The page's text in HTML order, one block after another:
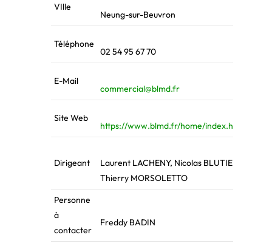
VIlle
Neung-sur-Beuvron
Téléphone
02 54 95 67 70
E-Mail
commercial@blmd.fr
Site Web
https://www.blmd.fr/home/index.html
Dirigeant
Laurent LACHENY, Nicolas BLUTIER,
Thierry MORSOLETTO
Personne
à
contacter
Freddy BADIN